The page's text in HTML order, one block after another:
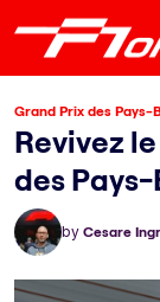
Grand Prix des Pays-
Revivez
des
by Cesare